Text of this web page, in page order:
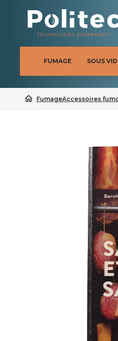
FUMAGE SOUS
home FumageAccessoires